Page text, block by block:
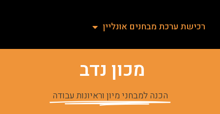
רכישת ערכת מבחנים אונליין
מכון נדב
הכנה למבחני מיון וראיונות עבודה